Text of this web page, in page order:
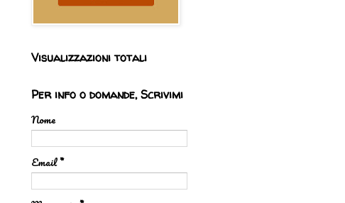
Visualizzazioni totali
Per info o domande, Scrivimi
Nome
Email*